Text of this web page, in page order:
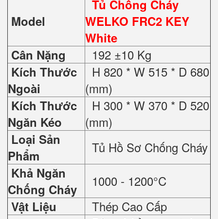
Model
Tủ Chống Cháy
WELKO FRC2 KEY
White
Cân Nặng
192 ±10 Kg
Kích Thước
Ngoài
H 820 * W 515 * D 680
(mm)
Kích Thước
Ngăn Kéo
H 300 * W 370 * D 520
(mm)
Loại Sản
Phẩm
Tủ Hồ Sơ Chống Cháy
Khả Ngăn
Chống Cháy
1000 - 1200°C
Vật Liệu Thép Cao Cấp